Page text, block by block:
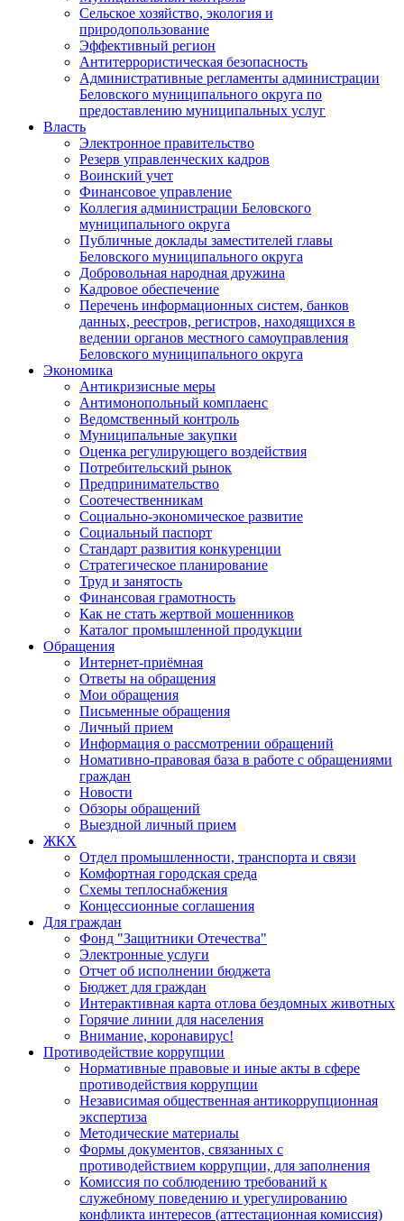
Сельское хозяйство, экология и
природопользование
Эффективный регион
Антитеррористическая безопасность
Административные регламенты администрации
Беловского муниципального округа по
предоставлению муниципальных услуг
Власть
Электронное правительство
Резерв управленческих кадров
Воинский учет
Финансовое управление
Коллегия администрации Беловского
муниципального округа
Публичные доклады заместителей главы
Беловского муниципального округа
Добровольная народная дружина
Кадровое обеспечение
Перечень информационных систем, банков
данных, реестров, регистров, находящихся в
ведении органов местного самоуправления
Беловского муниципального округа
Экономика
Антикризисные меры
Антимонопольный комплаенс
Ведомственный контроль
Муниципальные закупки
Оценка регулирующего воздействия
Потребительский рынок
Предпринимательство
Соотечественникам
Социально-экономическое развитие
Социальный паспорт
Стандарт развития конкуренции
Стратегическое планирование
Труд и занятость
Финансовая грамотность
Как не стать жертвой мошенников
Каталог промышленной продукции
Обращения
Интернет-приёмная
Ответы на обращения
Мои обращения
Письменные обращения
Личный прием
Информация о рассмотрении обращений
Номативно-правовая база в работе с обращениями
граждан
Новости
Обзоры обращений
Выездной личный прием
ЖКХ
Отдел промышленности, транспорта и связи
Комфортная городская среда
Схемы теплоснабжения
Концессионные соглашения
Для граждан
Фонд "Защитники Отечества"
Электронные услуги
Отчет об исполнении бюджета
Бюджет для граждан
Интерактивная карта отлова бездомных животных
Горячие линии для населения
Внимание, коронавирус!
Противодействие коррупции
Нормативные правовые и иные акты в сфере
противодействия коррупции
Независимая общественная антикоррупционная
экспертиза
Методические материалы
Формы документов, связанных с
противодействием коррупции, для заполнения
Комиссия по соблюдению требований к
служебному поведению и урегулированию
конфликта интересов (аттестационная комиссия)